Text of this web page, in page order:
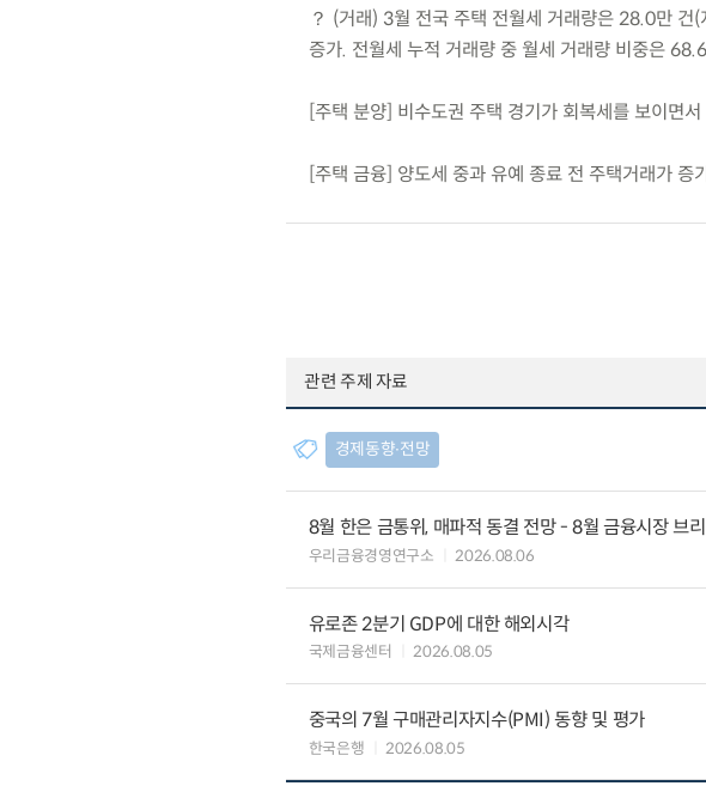
？ (거래) 3월 전국 주택 전월세 거래량은 28.0만
증가. 전월세 누적 거래량 중 월세 거래량 비중은
[주택 분양] 비수도권 주택 경기가 회복세를 보이면
[주택 금융] 양도세 중과 유예 종료 전 주택거래가
관련 주제 자료
경제동향∙전망
8월 한은 금통위, 매파적 동결 전망 - 8월 금융시장 브
우리금융경영연구소 2026.08.06
유로존 2분기 GDP에 대한 해외시각
국제금융센터 2026.08.05
중국의 7월 구매관리자지수(PMI) 동향 및 평가
한국은행 2026.08.05